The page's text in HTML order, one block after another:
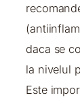
daca se
la nivelul
Este